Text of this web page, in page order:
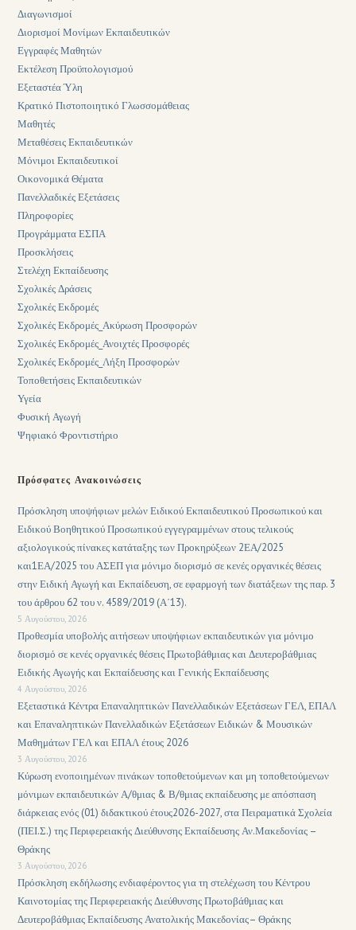
Διαγωνισμοί
Διορισμοί Μονίμων Εκπαιδευτικών
Εγγραφές Μαθητών
Εκτέλεση Προϋπολογισμού
Εξεταστέα Ύλη
Κρατικό Πιστοποιητικό Γλωσσομάθειας
Μαθητές
Μεταθέσεις Εκπαιδευτικών
Μόνιμοι Εκπαιδευτικοί
Οικονομικά Θέματα
Πανελλαδικές Εξετάσεις
Πληροφορίες
Προγράμματα ΕΣΠΑ
Προσκλήσεις
Στελέχη Εκπαίδευσης
Σχολικές Δράσεις
Σχολικές Εκδρομές
Σχολικές Εκδρομές_Ακύρωση Προσφορών
Σχολικές Εκδρομές_Ανοιχτές Προσφορές
Σχολικές Εκδρομές_Λήξη Προσφορών
Τοποθετήσεις Εκπαιδευτικών
Υγεία
Φυσική Αγωγή
Ψηφιακό Φροντιστήριο
Πρόσφατες Ανακοινώσεις
Πρόσκληση υποψήφιων μελών Ειδικού Εκπαιδευτικού Προσωπικού και
Ειδικού Βοηθητικού Προσωπικού εγγεγραμμένων στους τελικούς
αξιολογικούς πίνακες κατάταξης των Προκηρύξεων 2ΕΑ/2025
και1ΕΑ/2025 του ΑΣΕΠ για μόνιμο διορισμό σε κενές οργανικές θέσεις
στην Ειδική Αγωγή και Εκπαίδευση, σε εφαρμογή των διατάξεων της παρ. 3
του άρθρου 62 του ν. 4589/2019 (Α΄13).
5 Αυγούστου, 2026
Προθεσμία υποβολής αιτήσεων υποψήφιων εκπαιδευτικών για μόνιμο
διορισμό σε κενές οργανικές θέσεις Πρωτοβάθμιας και Δευτεροβάθμιας
Ειδικής Αγωγής και Εκπαίδευσης και Γενικής Εκπαίδευσης
4 Αυγούστου, 2026
Εξεταστικά Κέντρα Επαναληπτικών Πανελλαδικών Εξετάσεων ΓΕΛ, ΕΠΑΛ
και Επαναληπτικών Πανελλαδικών Εξετάσεων Ειδικών & Μουσικών
Μαθημάτων ΓΕΛ και ΕΠΑΛ έτους 2026
3 Αυγούστου, 2026
Κύρωση ενοποιημένων πινάκων τοποθετούμενων και μη τοποθετούμενων
μόνιμων εκπαιδευτικών Α/θμιας & Β/θμιας εκπαίδευσης με απόσπαση
διάρκειας ενός (01) διδακτικού έτους2026-2027, στα Πειραματικά Σχολεία
(ΠΕΙ.Σ.) της Περιφερειακής Διεύθυνσης Εκπαίδευσης Αν.Μακεδονίας –
Θράκης
3 Αυγούστου, 2026
Πρόσκληση εκδήλωσης ενδιαφέροντος για τη στελέχωση του Κέντρου
Καινοτομίας της Περιφερειακής Διεύθυνσης Πρωτοβάθμιας και
Δευτεροβάθμιας Εκπαίδευσης Ανατολικής Μακεδονίας– Θράκης